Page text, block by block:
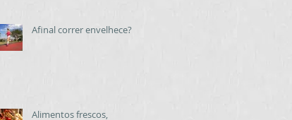
Afinal correr envelhece?
Alimentos frescos,